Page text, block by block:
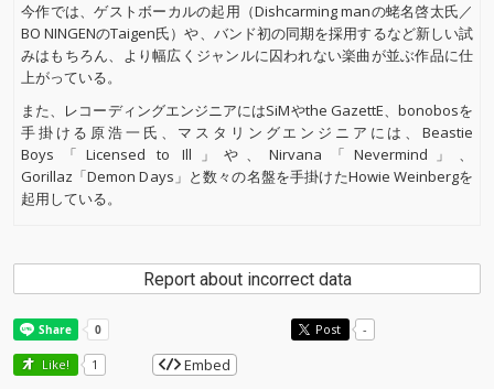
今作では、ゲストボーカルの起用（Dishcarming manの蛯名啓太氏／
BO NINGENのTaigen氏）や、バンド初の同期を採用するなど新しい試
みはもちろん、より幅広くジャンルに囚われない楽曲が並ぶ作品に仕
上がっている。
また、レコーディングエンジニアにはSiMやthe GazettE、bonobosを
手掛ける原浩一氏、マスタリングエンジニアには、Beastie
Boys「Licensed to Ill」や、Nirvana「Nevermind」、
Gorillaz「Demon Days」と数々の名盤を手掛けたHowie Weinbergを
起用している。
Report about incorrect data
Post -
Like! 1 Embed